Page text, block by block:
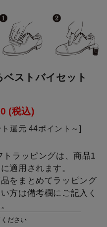
ベストバイセット
(税込)
ト還元 44ポイント～]
ラッピングは、商品1
適用されます。
をまとめてラッピング
方は備考欄にご記入く